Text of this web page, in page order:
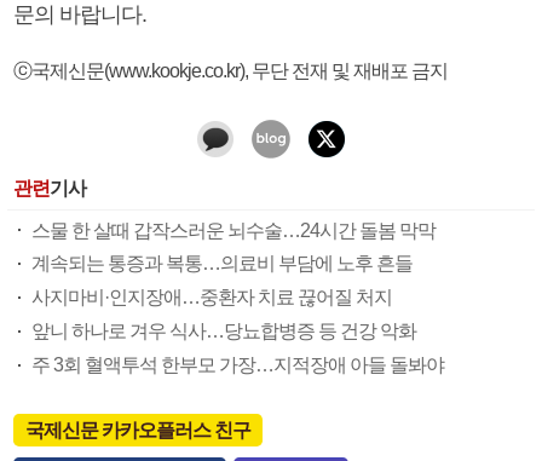
문의 바랍니다.
ⓒ국제신문(www.kookje.co.kr), 무단 전재 및 재배포 금지
관련기사
스물 한 살때 갑작스러운 뇌수술…24시간 돌봄 막막
계속되는 통증과 복통…의료비 부담에 노후 흔들
사지마비·인지장애…중환자 치료 끊어질 처지
앞니 하나로 겨우 식사…당뇨합병증 등 건강 악화
주 3회 혈액투석 한부모 가장…지적장애 아들 돌봐야
국제신문 카카오플러스 친구